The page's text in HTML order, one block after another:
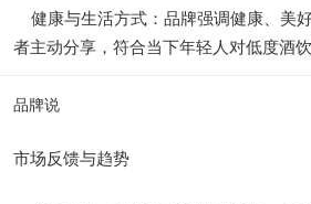
健康与生活方式：品牌强调健康、美
者主动分享，符合当下年轻人对低度酒饮
品牌说
市场反馈与趋势